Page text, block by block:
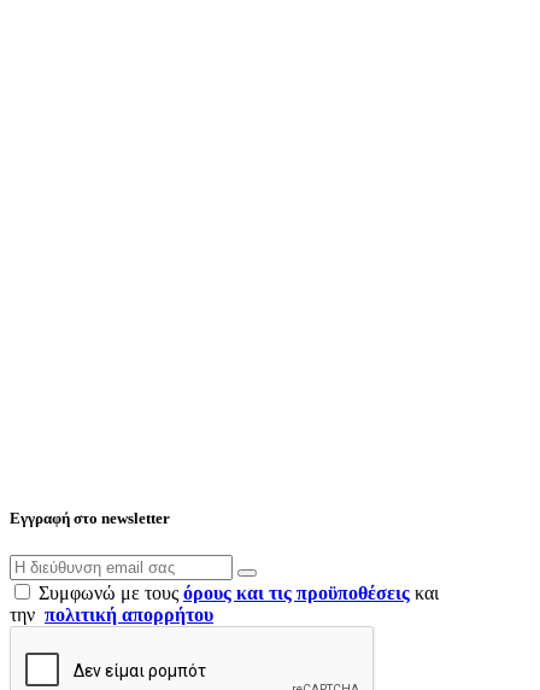
Εγγραφή στο newsletter
Συμφωνώ με τους όρους και τις προϋποθέσεις και
την πολιτική απορρήτου